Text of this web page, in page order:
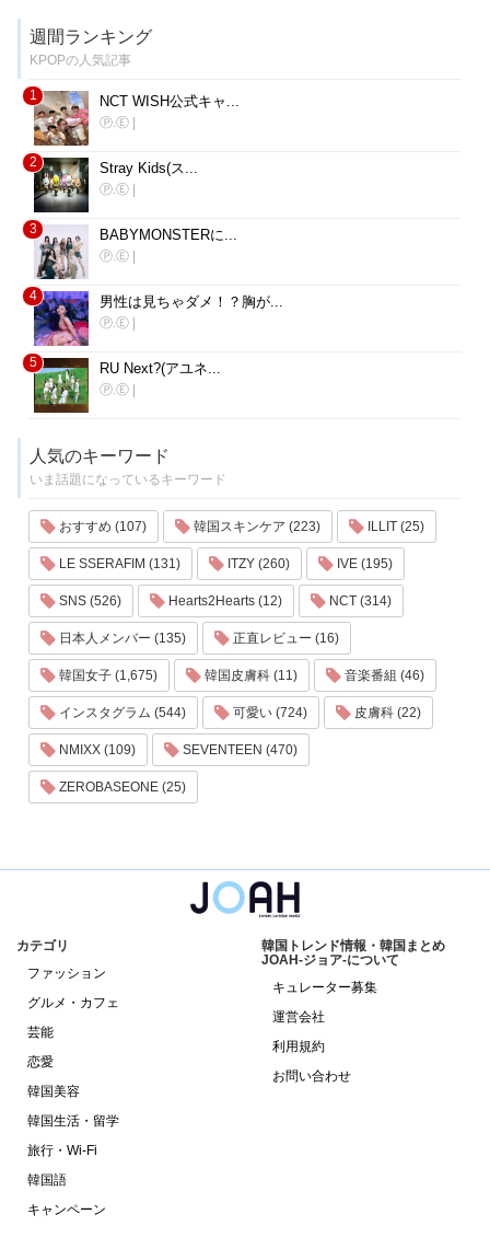
週間ランキング
KPOPの人気記事
1 NCT WISH公式キャ...
Ⓟ.Ⓔ
2 Stray Kids(ス...
Ⓟ.Ⓔ
3 BABYMONSTERに...
Ⓟ.Ⓔ
4 男性は見ちゃダメ！？胸が...
Ⓟ.Ⓔ
5 RU Next?(アユネ...
Ⓟ.Ⓔ
人気のキーワード
いま話題になっているキーワード
おすすめ (107) 韓国スキンケア (223) ILLIT (25)
LE SSERAFIM (131) ITZY (260) IVE (195)
SNS (526) Hearts2Hearts (12) NCT (314)
日本人メンバー (135) 正直レビュー (16)
韓国女子 (1,675) 韓国皮膚科 (11) 音楽番組 (46)
インスタグラム (544) 可愛い (724) 皮膚科 (22)
NMIXX (109) SEVENTEEN (470)
ZEROBASEONE (25)
カテゴリ
ファッション
グルメ・カフェ
芸能
恋愛
韓国美容
韓国生活・留学
旅行・Wi-Fi
韓国語
キャンペーン
韓国トレンド情報・韓国まとめ
JOAH-ジョア-について
キュレーター募集
運営会社
利用規約
お問い合わせ